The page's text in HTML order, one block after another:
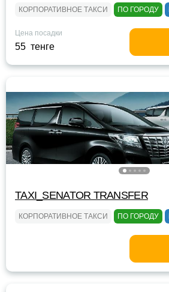
КОРПОРАТИВНОЕ ТАКСИ ПО ГОРОДУ
Цена посадки
55 тенге
TAXI_SENATOR TRANSFER
КОРПОРАТИВНОЕ ТАКСИ ПО ГОРОДУ